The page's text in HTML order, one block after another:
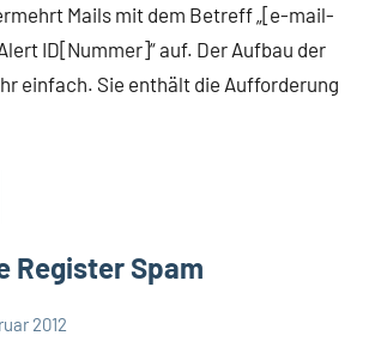
Mails mit dem Betreff „[e-mail-
ID[Nummer]“ auf. Der Aufbau der
einfach. Sie enthält die Aufforderung
Register Spam
2012